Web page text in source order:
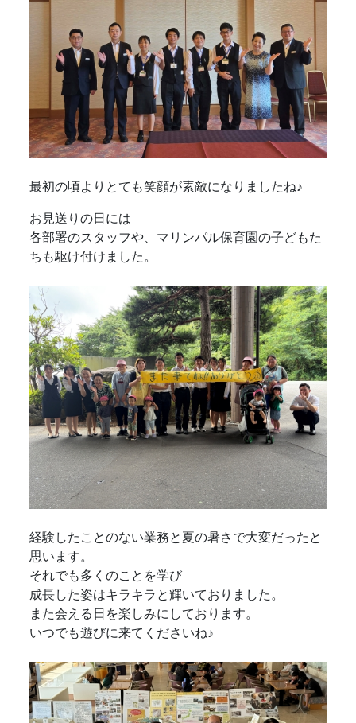
最初の頃よりとても笑顔が素敵になりましたね♪
お見送りの日には
各部署のスタッフや、マリンパル保育園の子どもた
ちも駆け付けました。
経験したことのない業務と夏の暑さで大変だったと
思います。
それでも多くのことを学び
成長した姿はキラキラと輝いておりました。
また会える日を楽しみにしております。
いつでも遊びに来てくださいね♪